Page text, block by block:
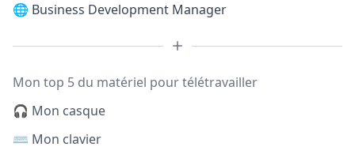
🌐 Business Development Manager
Mon top 5 du matériel pour télétravailler
🎧 Mon casque
⌨️ Mon clavier